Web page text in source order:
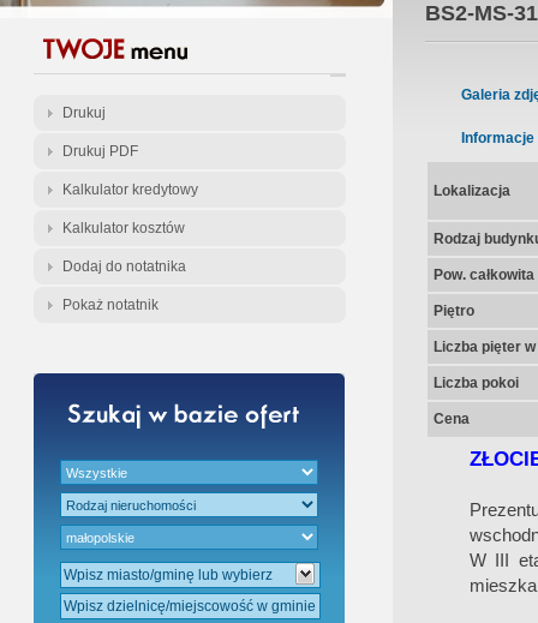
Gwarancja Zwrotu Zadatku
Gratis - Przedwstępna Umowa
Drukuj
Drukuj PDF
Kalkulator kredytowy
Kalkulator kosztów
Dodaj do notatnika
Pokaż notatnik
BS2-MS-
Galeria
Informacje
Lokalizacja
Rodzaj
Pow.
Piętro
Liczba pięter
Liczba pokoi
Cena
W III